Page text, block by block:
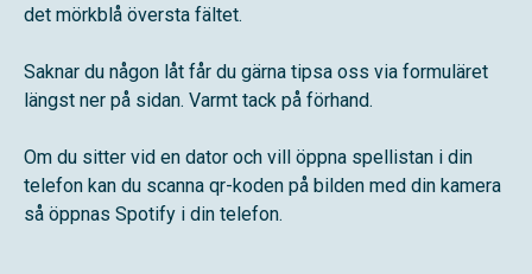
det mörkblå översta fältet.
Saknar du någon låt får du gärna tipsa oss via formuläret
längst ner på sidan. Varmt tack på förhand.
Om du sitter vid en dator och vill öppna spellistan i din
telefon kan du scanna qr-koden på bilden med din kamera
så öppnas Spotify i din telefon.